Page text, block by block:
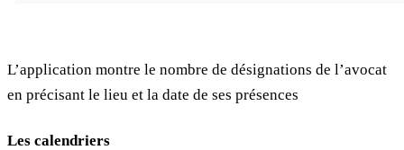
L’application montre le nombre de désignations de l’avocat
en précisant le lieu et la date de ses présences
Les calendriers